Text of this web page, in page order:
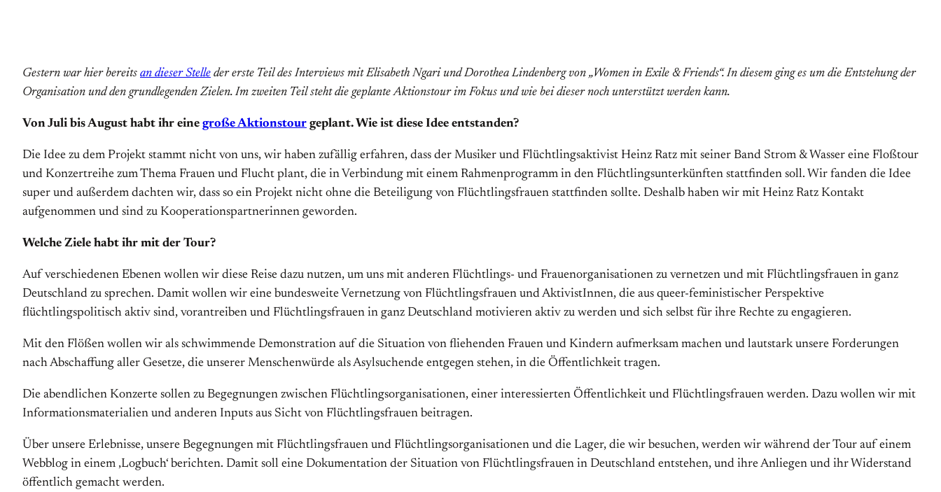
Gestern war hier bereits an dieser Stelle der erste Teil des Interviews mit Elisabeth Ngari und Dorothea Lindenberg von „Women in Exile & Friends“. In diesem ging es um die Entstehung der
Organisation und den grundlegenden Zielen. Im zweiten Teil steht die geplante Aktionstour im Fokus und wie bei dieser noch unterstützt werden kann.
Von Juli bis August habt ihr eine große Aktionstour geplant. Wie ist diese Idee entstanden?
Die Idee zu dem Projekt stammt nicht von uns, wir haben zufällig erfahren, dass der Musiker und Flüchtlingsaktivist Heinz Ratz mit seiner Band Strom & Wasser eine Floßtour
und Konzertreihe zum Thema Frauen und Flucht plant, die in Verbindung mit einem Rahmenprogramm in den Flüchtlings­unterkünften stattfinden soll. Wir fanden die Idee
super und außerdem dachten wir, dass so ein Projekt nicht ohne die Beteiligung von Flüchtlingsfrauen stattfinden sollte. Deshalb haben wir mit Heinz Ratz Kontakt
aufgenommen und sind zu Kooperationspartnerinnen geworden.
Welche Ziele habt ihr mit der Tour?
Auf verschiedenen Ebenen wollen wir diese Reise dazu nutzen, um uns mit ande­ren Flüchtlings- und Frauenorganisationen zu vernet­zen und mit Flücht­lingsfrauen in ganz
Deutsch­land zu sprechen. Damit wollen wir eine bundesweite Vernetzung von Flüchtlingsfrauen und AktivistInnen, die aus queer-feministischer Perspektive
flüchtlingspolitisch aktiv sind, vorantreiben und Flüchtlingsfrauen in ganz Deutschland motivieren aktiv zu werden und sich selbst für ihre Rechte zu engagieren.
Mit den Flößen wollen wir als schwimmende Demonstration auf die Situation von fliehenden Frauen und Kindern aufmerksam machen und lautstark unsere For­derungen
nach Abschaffung aller Gesetze, die unserer Men­schenwürde als Asylsuchende entgegen stehen, in die Öffentlichkeit tragen.
Die abendlichen Konzerte sollen zu Begegnungen zwi­schen Flüchtlingsorganisatio­nen, einer interessierten Öffentlichkeit und Flüchtlingsfrauen werden. Dazu wollen wir mit
Informationsmaterialien und anderen Inputs aus Sicht von Flüchtlingsfrauen beitragen.
Über unsere Erleb­nisse, unsere Begegnungen mit Flüchtlingsfrauen und Flüchtlingsorga­nisationen und die Lager, die wir besuchen, werden wir während der Tour auf einem
Web­blog in einem ‚Logbuch‘ be­richten. Damit soll eine Dokumentation der Situation von Flüchtlingsfrauen in Deutschland entstehen, und ihre Anliegen und ihr Widerstand
öffentlich ge­macht werden.